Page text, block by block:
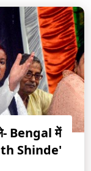
Bengal में
Shinde'